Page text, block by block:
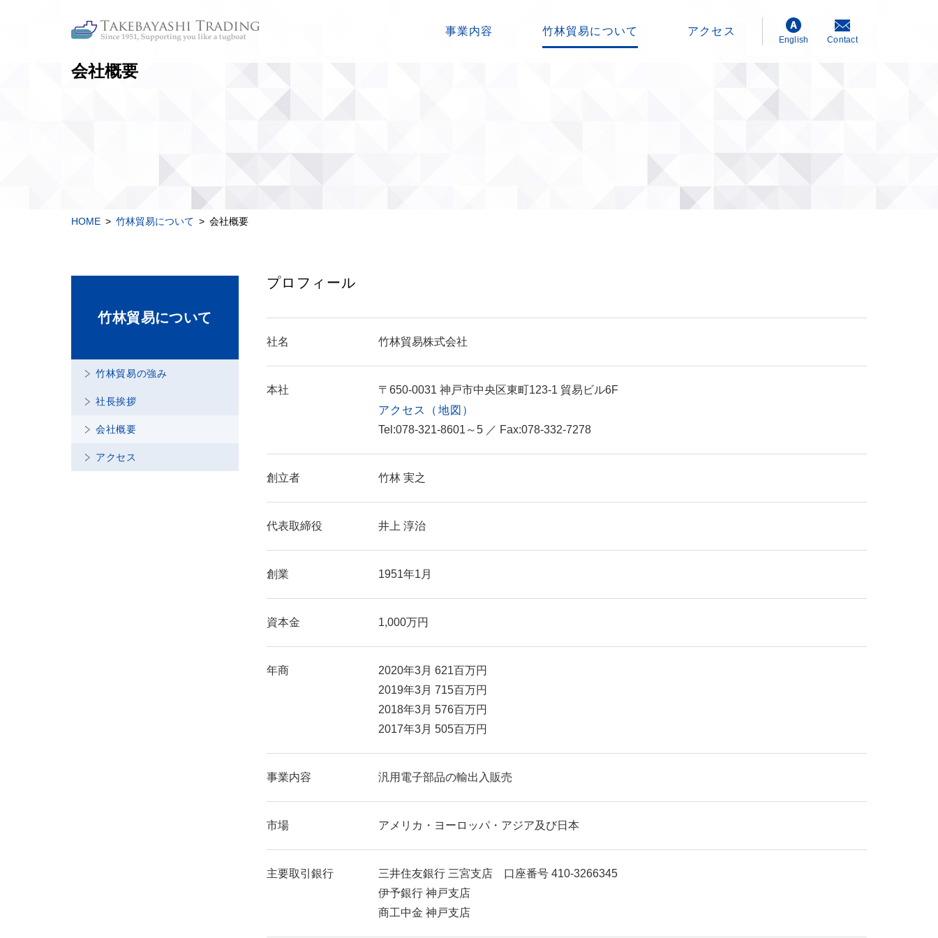
事業内容 竹林貿易について アクセス
English Contact
会社概要
HOME 竹林貿易について 会社概要
竹林貿易について
竹林貿易の強み
社長挨拶
会社概要
アクセス
プロフィール
社名 竹林貿易株式会社
本社
〒650-0031 神戸市中央区東町123-1 貿易ビル6F
アクセス（地図）
Tel:078-321-8601～5 ／ Fax:078-332-7278
創立者 竹林 実之
代表取締役 井上 淳治
創業 1951年1月
資本金 1,000万円
年商
2020年3月 621百万円
2019年3月 715百万円
2018年3月 576百万円
2017年3月 505百万円
事業内容 汎用電子部品の輸出入販売
市場 アメリカ・ヨーロッパ・アジア及び日本
主要取引銀行
三井住友銀行 三宮支店 口座番号 410-3266345
伊予銀行 神戸支店
商工中金 神戸支店